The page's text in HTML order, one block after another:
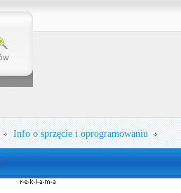
Info o sprzęcie i oprogramowaniu